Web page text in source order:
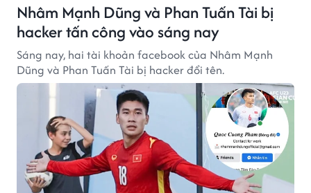
Nhâm Mạnh Dũng và Phan Tuấn Tài bị
hacker tấn công vào sáng nay
Sáng nay, hai tài khoản facebook của Nhâm Mạnh
Dũng và Phan Tuấn Tài bị hacker đổi tên.